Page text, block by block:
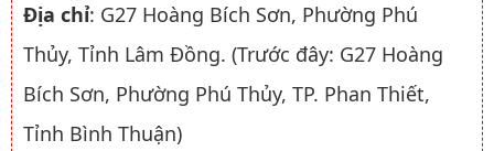
Địa chỉ: G27 Hoàng Bích Sơn, Phường Phú
Thủy, Tỉnh Lâm Đồng. (Trước đây: G27 Hoàng
Bích Sơn, Phường Phú Thủy, TP. Phan Thiết,
Tỉnh Bình Thuận)